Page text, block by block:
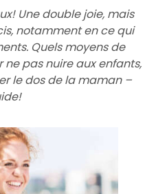
Une double joie, mais
notamment en ce qui
Quels moyens de
pas nuire aux enfants,
le dos de la maman –